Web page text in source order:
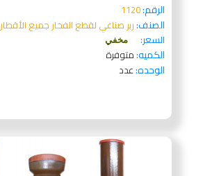
الرقم:1120
الصنف:ربر صناعي لقطع الفخار جميع الأقطار
السعر:
مخفي
الكميه:متوفرة
الوحده:عدد